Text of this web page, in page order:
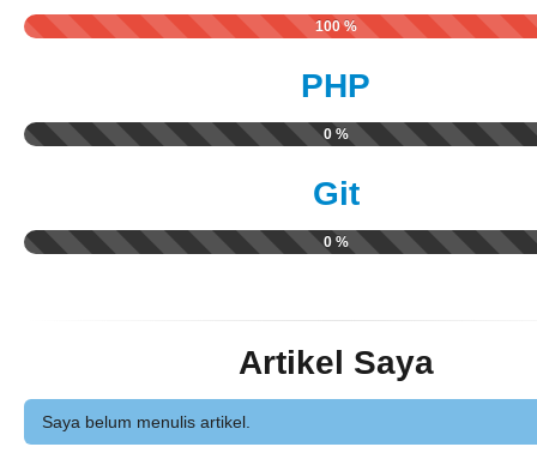
100 %
PHP
0 %
Git
0 %
Artikel Saya
Saya belum menulis artikel.